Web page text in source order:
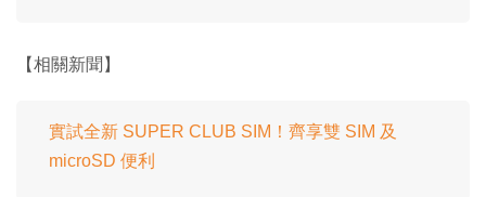
【相關新聞】
實試全新 SUPER CLUB SIM！齊享雙 SIM 及
microSD 便利